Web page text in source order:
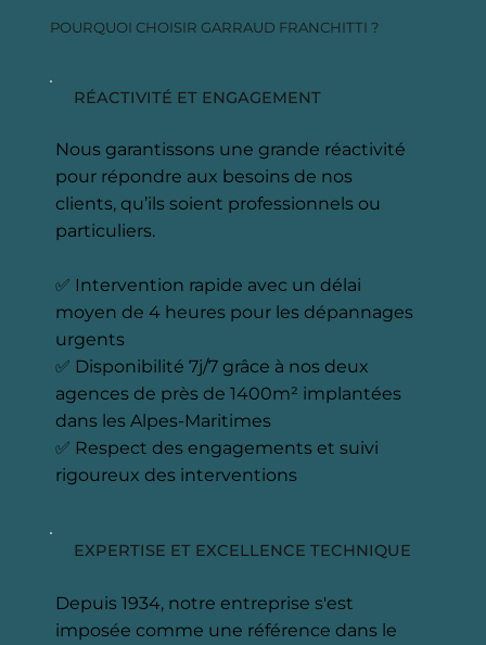
RÉACTIVITÉ ET ENGAGEMENT
Nous garantissons une grande réactivité
pour répondre aux besoins de nos
clients, qu’ils soient professionnels ou
particuliers.
✅ Intervention rapide avec un délai
moyen de 4 heures pour les dépannages
urgents
✅ Disponibilité 7j/7 grâce à nos deux
agences de près de 1400m² implantées
dans les Alpes-Maritimes
✅ Respect des engagements et suivi
rigoureux des interventions
EXPERTISE ET EXCELLENCE TECHNIQUE
Depuis 1934, notre entreprise s'est
imposée comme une référence dans le
POURQUOI CHOISIR GARRAUD FRANCHITTI ?